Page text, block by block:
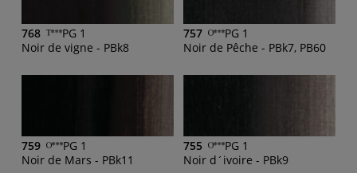
768
PG 1
Noir de vigne - PBk8
757
PG 1
Noir de Pêche - PBk7, PB60
759
PG 1
Noir de Mars - PBk11
755
PG 1
Noir d´ivoire - PBk9